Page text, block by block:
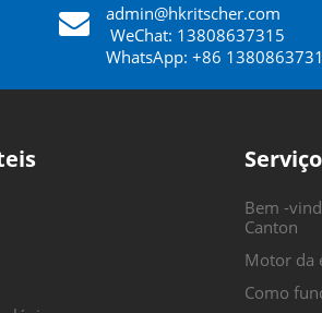
admin@hkritscher.com
WeChat: 13808637315
WhatsApp: +86
Bem -
Canton
Motor da
Como